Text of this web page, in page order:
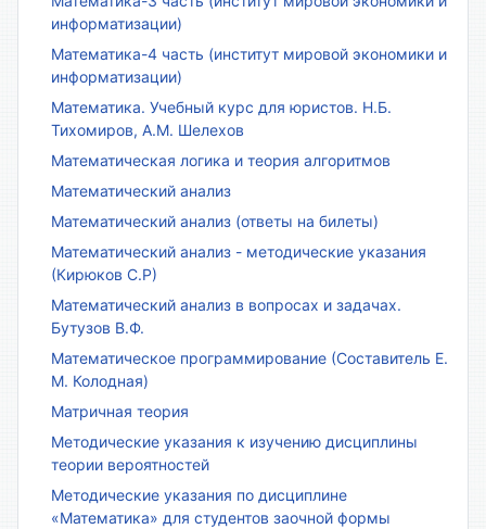
информатизации)
Математика-4 часть (институт мировой экономики и
информатизации)
Математика. Учебный курс для юристов. Н.Б.
Тихомиров, А.М. Шелехов
Математическая логика и теория алгоритмов
Математический анализ
Математический анализ (ответы на билеты)
Математический анализ - методические указания
(Кирюков С.Р)
Математический анализ в вопросах и задачах.
Бутузов В.Ф.
Математическое программирование (Составитель Е.
М. Колодная)
Матричная теория
Методические указания к изучению дисциплины
теории вероятностей
Методические указания по дисциплине
«Математика» для студентов заочной формы